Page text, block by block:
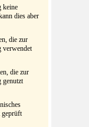
keine
dies aber
die zur
verwendet
die zur
genutzt
geprüft